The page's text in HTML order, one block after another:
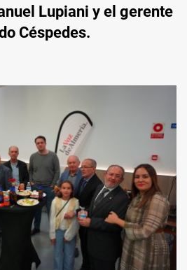
Lupiani y el gerente
Céspedes.